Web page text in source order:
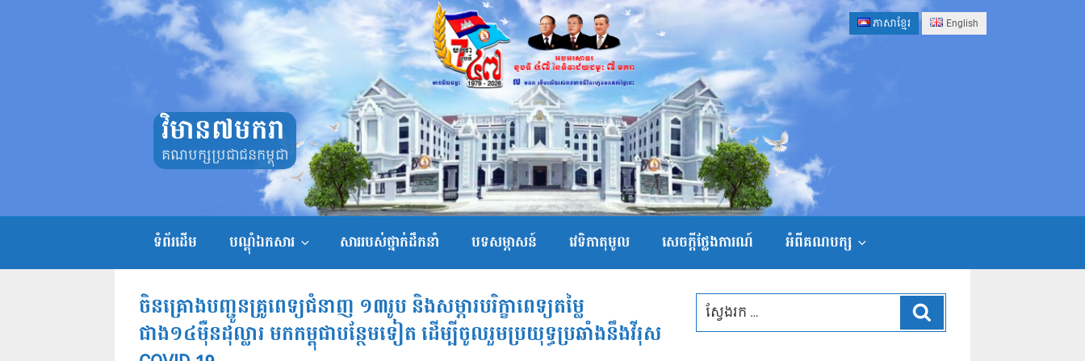
ភាសាខ្មែរ English
វិមាន៧មករា
គណបក្សប្រជាជនកម្ពុជា
ទំព័រដើម បណ្តុំឯកសារ សាររបស់ថ្នាក់ដឹកនាំ បទសម្ភាសន៍ វេទិកាតុមូល សេចក្ដីថ្លែងការណ៍ អំពីគណបក្ស
ចិនគ្រោងបញ្ជូនគ្រូពេទ្យជំនាញ ១៣រូប និងសម្ភារបរិក្ខាពេទ្យតម្លៃ
ជាង១៤ម៉ឺនដុល្លារ មកកម្ពុជាបន្ថែមទៀត ដើម្បីចូលរួមប្រយុទ្ធប្រឆាំងនឹងវីរុស